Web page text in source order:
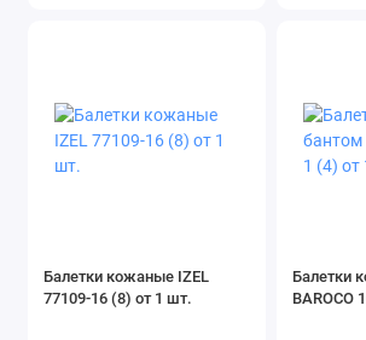
Балетки кожаные IZEL
77109-16 (8) от 1 шт.
Балетки
BAROCO